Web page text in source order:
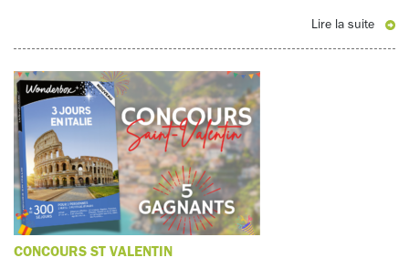
Lire la suite
CONCOURS ST VALENTIN